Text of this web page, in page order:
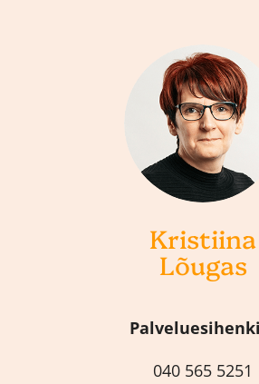
Kristiina
Lõugas
040 565 5251